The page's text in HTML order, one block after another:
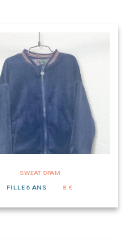
SWEAT DPAM
FILLE 6 ANS
8 €